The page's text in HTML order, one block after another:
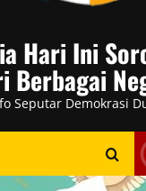
Hari Ini
Berbagai
Seputar Demokrasi